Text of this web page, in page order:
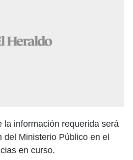
la información requerida será
del Ministerio Público en el
en curso.